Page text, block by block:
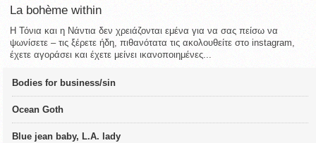
La bohème within
Η Τόνια και η Νάντια δεν χρειάζονται εμένα για να σας πείσω να
ψωνίσετε – τις ξέρετε ήδη, πιθανότατα τις ακολουθείτε στο instagram,
έχετε αγοράσει και έχετε μείνει ικανοποιημένες...
Bodies for business/sin
Ocean Goth
Blue jean baby, L.A. lady